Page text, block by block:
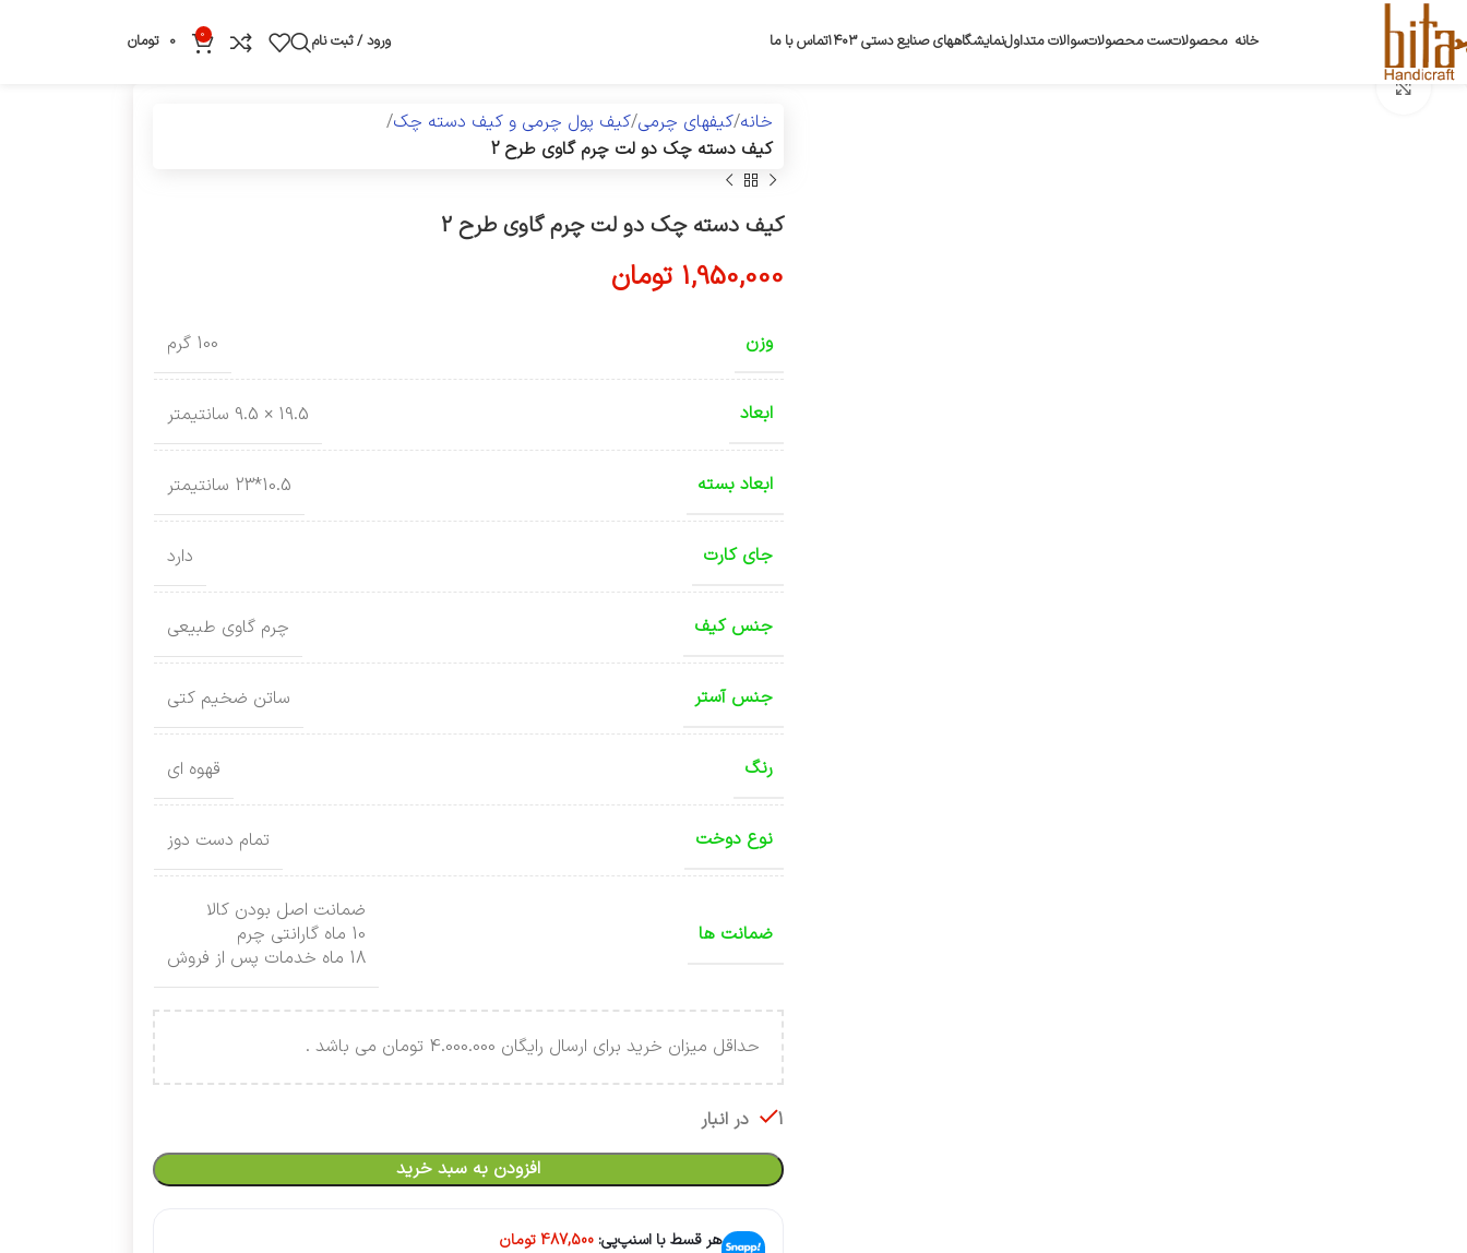
خانه محصولاتست محصولاتسوالات متداولنمایشگاههای صنایع دستی ۱۴۰۳ تماس با ما ورود / ثبت نام 0
0 تومان
خانه کیفهای چرمی کیف پول چرمی و کیف دسته چک
کیف دسته چک دو لت چرم گاوی طرح 2
کیف دسته چک دو لت چرم گاوی طرح 2
1,950,000 تومان
وزن 100 گرم
ابعاد 19.5 × 9.5 سانتیمتر
ابعاد بسته 10.5*23 سانتیمتر
جای کارت دارد
جنس کیف چرم گاوی طبیعی
جنس آستر ساتن ضخیم کتی
رنگ قهوه ای
نوع دوخت تمام دست دوز
ضمانت ها
ضمانت اصل بودن کالا
10 ماه گارانتی چرم
18 ماه خدمات پس از فروش
حداقل میزان خرید برای ارسال رایگان 4.000.000 تومان می باشد .
1 در انبار
افزودن به سبد خرید
هر قسط با اسنپ‌پی: 487,500تومان